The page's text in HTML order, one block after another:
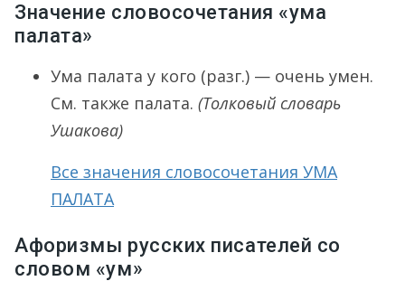
Значение словосочетания «ума
палата»
Ума палата у кого (разг.) — очень умен.
См. также палата. (Толковый словарь
Ушакова)
Все значения словосочетания УМА
ПАЛАТА
Афоризмы русских писателей со
словом «ум»